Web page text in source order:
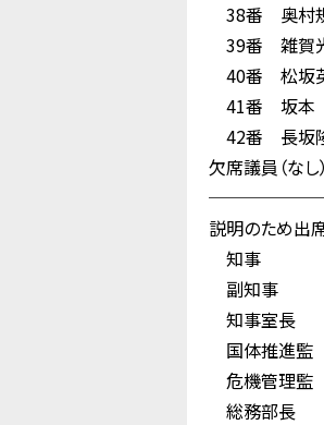
38番 奥村
39番 雑賀
40番 松坂
41番 坂
42番 長坂
欠席議員（なし）
説明のため出
知事
副知
知事
国体推
危機管
総務